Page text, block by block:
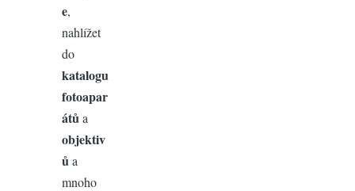
e,
nahlížet
do
katalogu
fotoapar
átů a
objektiv
ů a
mnoho